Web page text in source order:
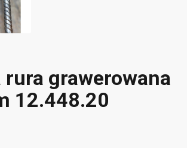
rura grawerowana
12.448.20